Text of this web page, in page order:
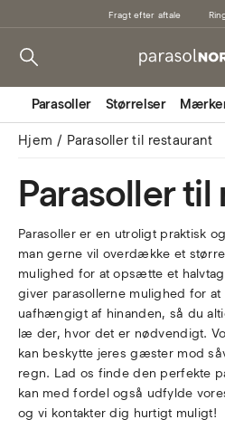
Fragt efter aftale
Parasoller Størrelser
Hjem Parasoller til restaurant
Parasoller til
Parasoller er en utroligt praktisk
man gerne vil overdække et
mulighed for at opsætte et
giver parasollerne mulighed for
uafhængigt af hinanden, så du
læ der, hvor det er nødvendigt.
kan beskytte jeres gæster mod
regn. Lad os finde den perfekte
kan med fordel også udfylde
og vi kontakter dig hurtigt muligt!